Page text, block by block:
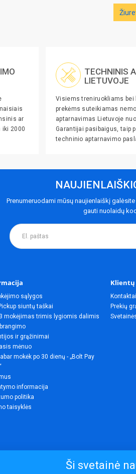
ar
iki 2000
TECHNINIS
LIETUVOJE
Visiems treniruokliams
prekėms suteikiamas
aptarnavimas Lietuvoje
Garantijai pasibaigus, taip
techninio aptarnavimo
Prenumeruodami mūsų naujienlaiškį
gauti nuolaidų
sąlygos
siuntų taškai
mokėjimas trimis lygiomis dalimis
ir grąžinimai
mėnuo
mokėk po 30 dienų - „Bolt Pay
informacija
politika
taisyklės
Kontaktai
Prekių
Ši svetainė